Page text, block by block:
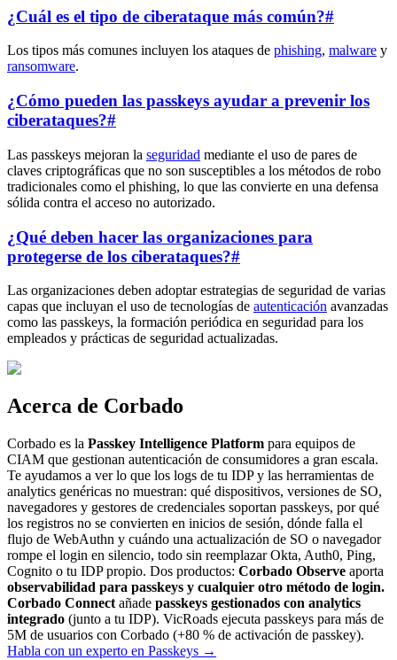
¿Cuál es el tipo de ciberataque más común?#
Los tipos más comunes incluyen los ataques de phishing, malware y
ransomware.
¿Cómo pueden las passkeys ayudar a prevenir los
ciberataques?#
Las passkeys mejoran la seguridad mediante el uso de pares de
claves criptográficas que no son susceptibles a los métodos de robo
tradicionales como el phishing, lo que las convierte en una defensa
sólida contra el acceso no autorizado.
¿Qué deben hacer las organizaciones para
protegerse de los ciberataques?#
Las organizaciones deben adoptar estrategias de seguridad de varias
capas que incluyan el uso de tecnologías de autenticación avanzadas
como las passkeys, la formación periódica en seguridad para los
empleados y prácticas de seguridad actualizadas.
Acerca de Corbado
Corbado es la Passkey Intelligence Platform para equipos de
CIAM que gestionan autenticación de consumidores a gran escala.
Te ayudamos a ver lo que los logs de tu IDP y las herramientas de
analytics genéricas no muestran: qué dispositivos, versiones de SO,
navegadores y gestores de credenciales soportan passkeys, por qué
los registros no se convierten en inicios de sesión, dónde falla el
flujo de WebAuthn y cuándo una actualización de SO o navegador
rompe el login en silencio, todo sin reemplazar Okta, Auth0, Ping,
Cognito o tu IDP propio. Dos productos: Corbado Observe aporta
observabilidad para passkeys y cualquier otro método de login.
Corbado Connect añade passkeys gestionados con analytics
integrado (junto a tu IDP). VicRoads ejecuta passkeys para más de
5M de usuarios con Corbado (+80 % de activación de passkey).
Habla con un experto en Passkeys →